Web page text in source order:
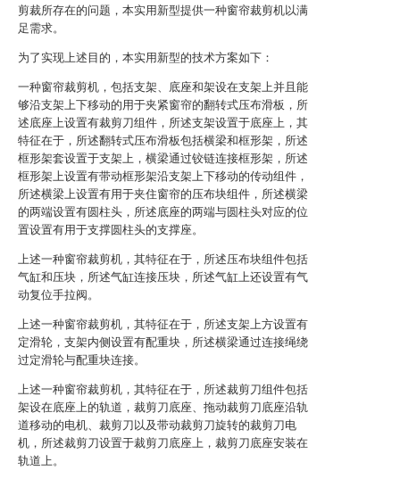
剪裁所存在的问题，本实用新型提供一种窗帘裁剪机以满
足需求。
为了实现上述目的，本实用新型的技术方案如下：
一种窗帘裁剪机，包括支架、底座和架设在支架上并且能
够沿支架上下移动的用于夹紧窗帘的翻转式压布滑板，所
述底座上设置有裁剪刀组件，所述支架设置于底座上，其
特征在于，所述翻转式压布滑板包括横梁和框形架，所述
框形架套设置于支架上，横梁通过铰链连接框形架，所述
框形架上设置有带动框形架沿支架上下移动的传动组件，
所述横梁上设置有用于夹住窗帘的压布块组件，所述横梁
的两端设置有圆柱头，所述底座的两端与圆柱头对应的位
置设置有用于支撑圆柱头的支撑座。
上述一种窗帘裁剪机，其特征在于，所述压布块组件包括
气缸和压块，所述气缸连接压块，所述气缸上还设置有气
动复位手拉阀。
上述一种窗帘裁剪机，其特征在于，所述支架上方设置有
定滑轮，支架内侧设置有配重块，所述横梁通过连接绳绕
过定滑轮与配重块连接。
上述一种窗帘裁剪机，其特征在于，所述裁剪刀组件包括
架设在底座上的轨道，裁剪刀底座、拖动裁剪刀底座沿轨
道移动的电机、裁剪刀以及带动裁剪刀旋转的裁剪刀电
机，所述裁剪刀设置于裁剪刀底座上，裁剪刀底座安装在
轨道上。